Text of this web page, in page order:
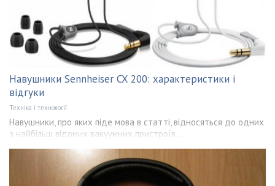
Навушники Sennheiser CX 200: характеристики і
відгуки
Техніка і технології
Навушники, про яких піде мова в статті, відносяться до одних
з найбільш відомих вакуумних пристроїв...